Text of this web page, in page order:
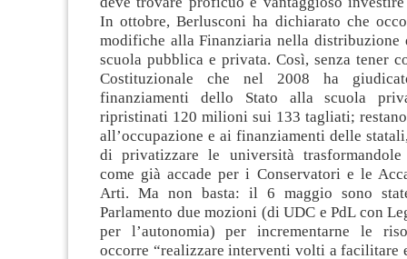
In ottobre, Berlusconi ha dichiarato che
modifiche alla Finanziaria nella distribuzione
scuola pubblica e privata. Così, senza tener
Costituzionale che nel 2008 ha
finanziamenti dello Stato alla scuola
ripristinati 120 milioni sui 133 tagliati;
all’occupazione e ai finanziamenti delle
di privatizzare le università
come già accade per i Conservatori e le
Arti. Ma non basta: il 6 maggio sono
Parlamento due mozioni (di UDC e PdL con
per l’autonomia) per incrementarne le
occorre “realizzare interventi volti a facilitare